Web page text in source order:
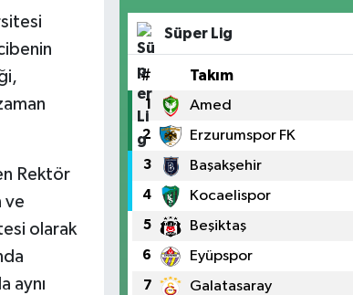
Rektör
ve
olarak
aynı
Süper Lig
# Takım
1 Amed
2 Erzurumspor FK
3 Başakşehir
4 Kocaelispor
5 Beşiktaş
6 Eyüpspor
7 Galatasaray